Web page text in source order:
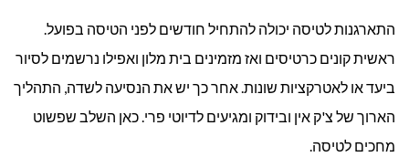
התארגנות לטיסה יכולה להתחיל חודשים לפני הטיסה בפועל.
ראשית קונים כרטיסים ואז מזמינים בית מלון ואפילו נרשמים לסיור
ביעד או לאטרקציות שונות. אחר כך יש את הנסיעה לשדה, התהליך
הארוך של צ'ק אין ובידוק ומגיעים לדיוטי פרי. כאן השלב שפשוט
מחכים לטיסה.